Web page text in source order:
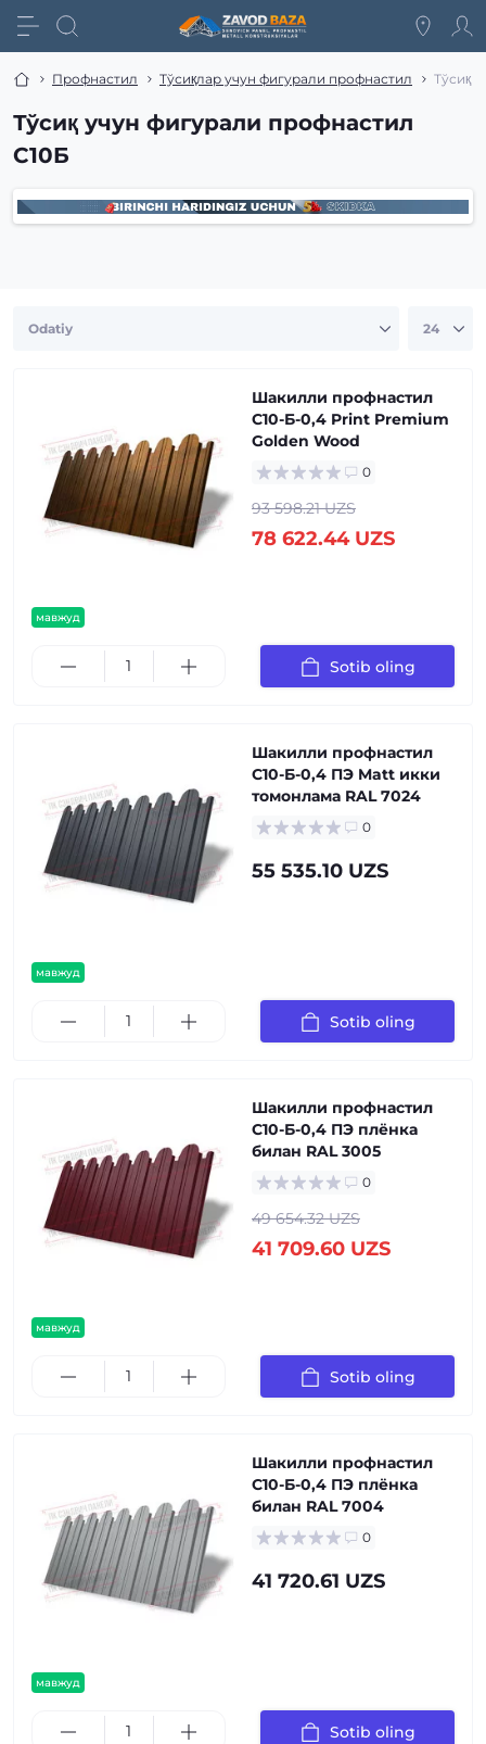
Профнастил Тўсиқлар учун фигурали профнастил Тўсиқ
Тўсиқ учун фигурали профнастил
С10Б
мавжуд
Шакилли профнастил
С10-Б-0,4 Print Premium
Golden Wood
0
93 598.21 UZS
78 622.44 UZS
Sotib oling
мавжуд
Шакилли профнастил
С10-Б-0,4 ПЭ Matt икки
томонлама RAL 7024
0
55 535.10 UZS
Sotib oling
мавжуд
Шакилли профнастил
С10-Б-0,4 ПЭ плёнка
билан RAL 3005
0
49 654.32 UZS
41 709.60 UZS
Sotib oling
мавжуд
Шакилли профнастил
С10-Б-0,4 ПЭ плёнка
билан RAL 7004
0
41 720.61 UZS
Sotib oling